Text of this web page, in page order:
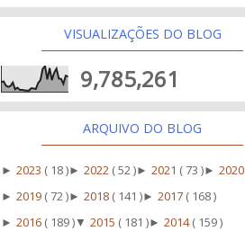
VISUALIZAÇÕES DO BLOG
9,785,261
ARQUIVO DO BLOG
►2023 ( 18 )►2022 ( 52 )►2021 ( 73 )►2020
►2019 ( 72 )►2018 ( 141 )►2017 ( 168 )
►2016 ( 189 ) ▼2015 ( 181 )►2014( 159 )